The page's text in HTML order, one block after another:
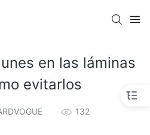
en las láminas
evitarlos
132